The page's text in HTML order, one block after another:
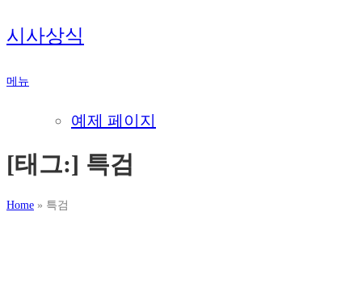
내
용
로
시사상식
메뉴
예제 페이지
[태그:] 특검
Home » 특검